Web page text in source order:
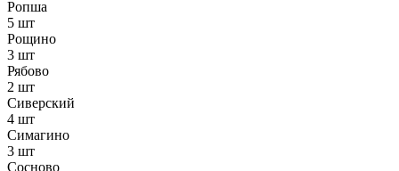
Ропша
5 шт
Рощино
3 шт
Рябово
2 шт
Сиверский
4 шт
Симагино
3 шт
Сосново